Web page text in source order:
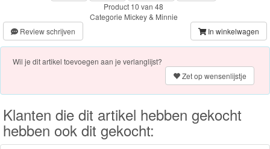
&
Minnie
Feestartikelen
accessoires
Product 10 van 48
Categorie Mickey & Minnie
Review schrijven
In winkelwagen
Wil je dit artikel toevoegen aan je verlanglijst?
Zet op wensenlijstje
Klanten die dit artikel hebben gekocht
hebben ook dit gekocht: